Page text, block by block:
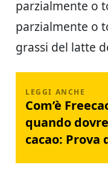
parzialmente o
parzialmente o
grassi del latte
Com’è
quando
cacao: Prova